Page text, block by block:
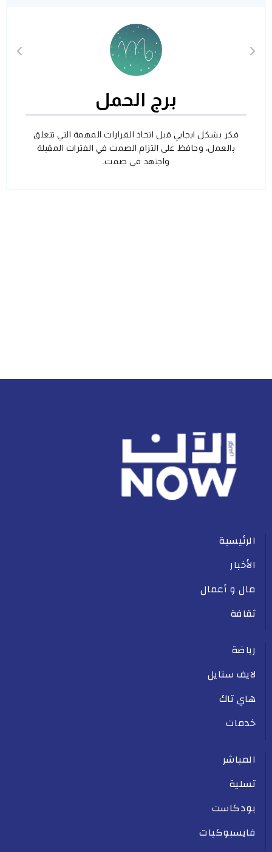
برج الحمل
فكر بشكل ايجابي قبل اتخاذ القرارات المهمة التي تتعلق
بالعمل، وحافظ على التزام الصمت في الفترات المقبلة
واجتهد في صمت.
الرئيسية
الأخبار
مال و أعمال
ثقافة
رياضة
لايف ستايل
هاي تاك
خدمات
المباشر
تسلية
بودكاست
فايسبوكيات